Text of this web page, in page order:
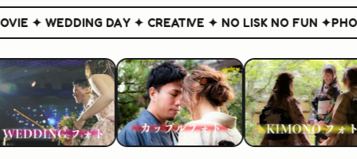
✦ WEDDING DAY ✦ CREATIVE ✦ NO LISK NO FUN ✦